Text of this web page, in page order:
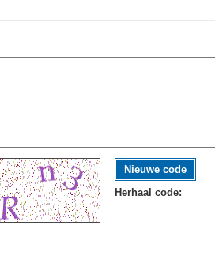
Nieuwe code
Herhaal code: